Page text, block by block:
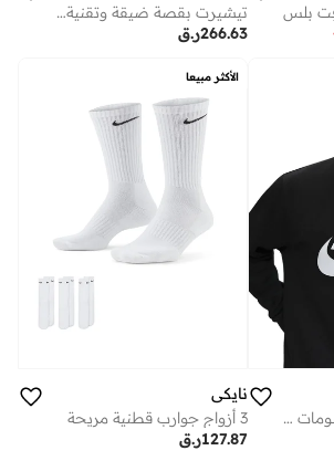
بلس
تيشيرت بقصة ضيقة وتقنية دراي فيت
ر.ق266.63
بلوزة كلوب بي بي برسومات بياقة دائرية
الأكثر مبيعا
نايكي
3 أزواج جوارب قطنية مريحة
ر.ق127.87